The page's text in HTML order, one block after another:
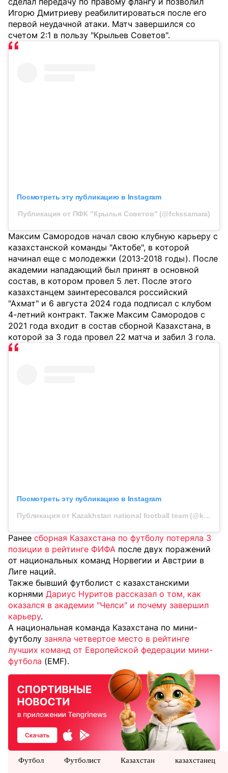
Игорю Дмитриеву реабилитироваться после его
первой неудачной атаки. Матч завершился со
счетом 2:1 в пользу "Крыльев Советов".
Посмотреть эту публикацию в Instagram
Публикация от ПФК "Крылья Советов" (@fckssamara)
Максим Самородов начал свою клубную карьеру с
казахстанской команды "Актобе", в которой
начинал еще с молодежки (2013-2018 годы). После
академии нападающий был принят в основной
состав, в котором провел 5 лет. После этого
казахстанцем заинтересовался российский
"Ахмат" и 6 августа 2024 года подписал с клубом
4-летний контракт. Также Максим Самородов с
2021 года входит в состав сборной Казахстана, в
которой за 3 года провел 22 матча и забил 3 гола.
Посмотреть эту публикацию в Instagram
Публикация от Kazakhstan national football team (@kff_team)
Ранее сборная Казахстана по футболу потеряла 3
позиции в рейтинге ФИФА после двух поражений
от национальных команд Норвегии и Австрии в
Лиге наций.
Также бывший футболист с казахстанскими
корнями Дариус Нуритов рассказал о том, как
оказался в академии "Челси" и почему завершил
карьеру.
А национальная команда Казахстана по мини-
футболу заняла четвертое место в рейтинге
лучших команд от Европейской федерации мини-
футбола (EMF).
Футбол Футболист Казахстан казахстанец